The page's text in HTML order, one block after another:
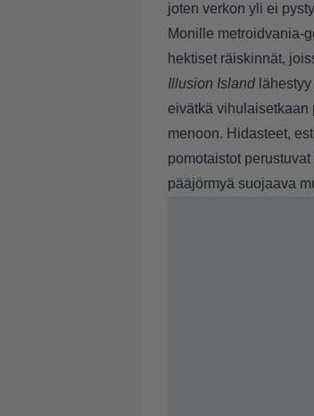
joten verkon yli ei
Monille metroidvania-
hektiset räiskinnät,
Illusion Island
eivätkä vihulaisetkaan
menoon. Hidasteet,
pomotaistot
pääjörmyä suojaava